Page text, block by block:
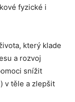
fyzické i
který klade
a rozvoj
snížit
v těle a zlepšit